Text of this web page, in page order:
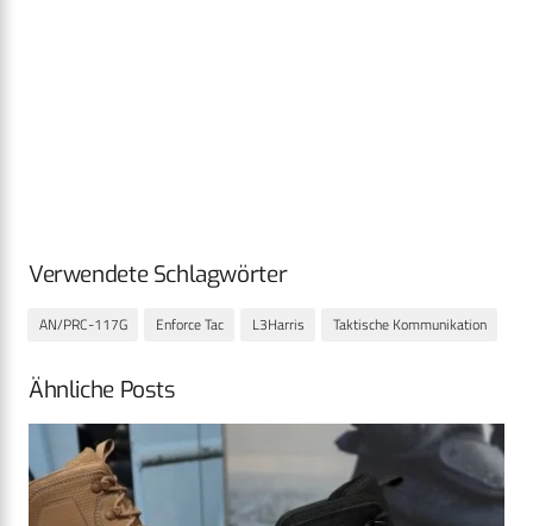
Verwendete Schlagwörter
AN/PRC-117G Enforce Tac L3Harris Taktische Kommunikation
Ähnliche Posts